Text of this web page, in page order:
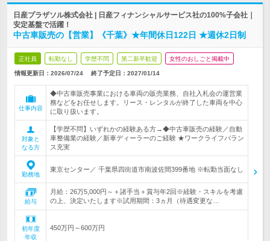
日産プラザソル株式会社 | 日産フィナンシャルサービス社の100%子会社｜
安定基盤で活躍！
中古車販売の【営業】《千葉》★年間休日122日 ★週休2日制
正社員 転勤なし 学歴不問 第二新卒歓迎 女性のおしごと掲載中
情報更新日：2026/07/24 終了予定日： 2027/01/14
仕事内容
◆中古車販売事業における車両の販売業務、自社入札会の運営業
務などをお任せします。リース・レンタルが終了した車両を中心
に取り扱います。
対象と
なる方
【学歴不問】いずれかの経験ある方→◆中古車販売の経験／自動
車整備業の経験／新車ディーラーのご経験 ★ワークライフバラン
ス充実
勤務地
東京センター／ 千葉県四街道市南波佐間399番地 ※転勤当面なし
給与
月給：26万5,000円～＋諸手当＋賞与年2回※経験・スキルを考慮
の上、決定いたします※試用期間：3ヵ月（待遇変更な…
初年度
年収
450万円～600万円